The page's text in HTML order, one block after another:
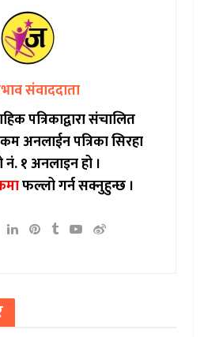
संवाददाता
पत्रिकाद्वारा संचालित
अनलाईन पत्रिका सिरहा
१ अनलाइन हो ।
फल्लो गर्न सक्नुहुन्छ ।